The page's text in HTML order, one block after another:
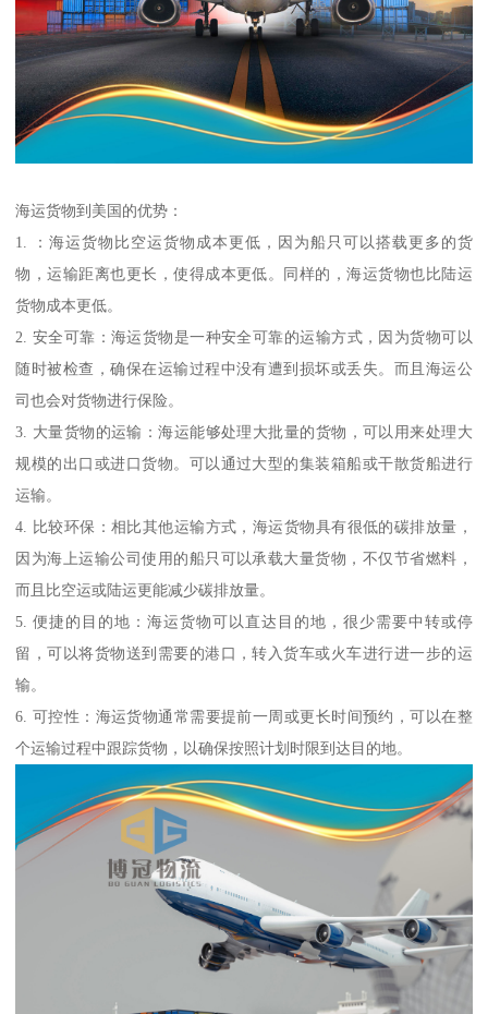
海运货物到美国的优势：
1. ：海运货物比空运货物成本更低，因为船只可以搭载更多的货
物，运输距离也更长，使得成本更低。同样的，海运货物也比陆运
货物成本更低。
2. 安全可靠：海运货物是一种安全可靠的运输方式，因为货物可以
随时被检查，确保在运输过程中没有遭到损坏或丢失。而且海运公
司也会对货物进行保险。
3. 大量货物的运输：海运能够处理大批量的货物，可以用来处理大
规模的出口或进口货物。可以通过大型的集装箱船或干散货船进行
运输。
4. 比较环保：相比其他运输方式，海运货物具有很低的碳排放量，
因为海上运输公司使用的船只可以承载大量货物，不仅节省燃料，
而且比空运或陆运更能减少碳排放量。
5. 便捷的目的地：海运货物可以直达目的地，很少需要中转或停
留，可以将货物送到需要的港口，转入货车或火车进行进一步的运
输。
6. 可控性：海运货物通常需要提前一周或更长时间预约，可以在整
个运输过程中跟踪货物，以确保按照计划时限到达目的地。